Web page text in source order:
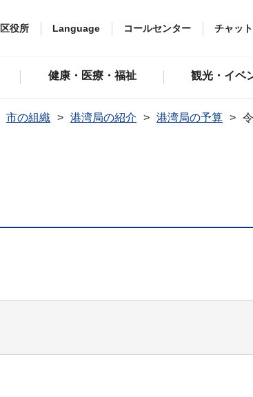
区役所 Language コールセンター チャッ
健康・医療・福祉 観光・イベ
市の組織 港湾局の紹介 港湾局の予算